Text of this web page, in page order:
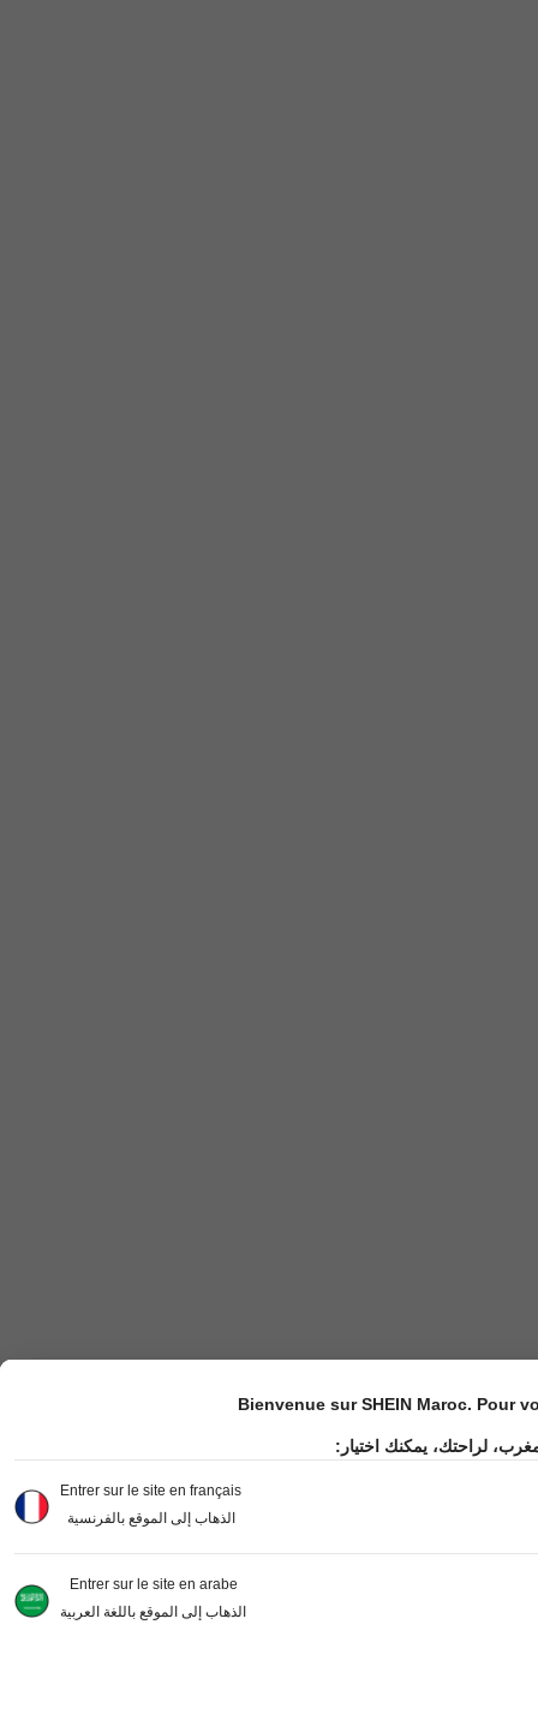
Bienvenue sur SHEIN Maroc. Pour
لراحتك، يمكنك اختيار:
Entrer sur le site en français
الذهاب إلى الموقع بالفرنسية
Entrer sur le site en arabe
الذهاب إلى الموقع باللغة العربية